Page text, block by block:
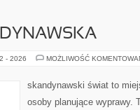
- 2026 MOŻLIWOŚĆ
skandynawski świat to
osoby planujące wyprawy.